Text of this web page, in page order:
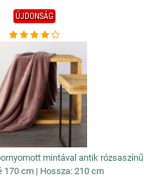
ÚJDONSÁG
mintával antik rózsaszínű
170 cm | Hossza: 210 cm